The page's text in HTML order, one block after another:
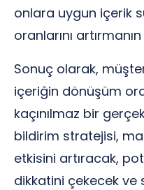
onlara uygun içerik
oranlarını
Sonuç olarak,
içeriğin dönüşüm
kaçınılmaz bir
bildirim stratejisi,
etkisini artıracak,
dikkatini çekecek ve